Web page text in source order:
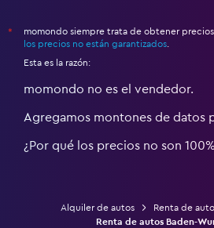
*
momondo siempre trata de obtener
los precios no están garantizados.
Esta es la razón:
momondo no es el vendedor.
Agregamos montones de datos
¿Por qué los precios no son
Alquiler de autos
Renta de
Renta de autos Baden-